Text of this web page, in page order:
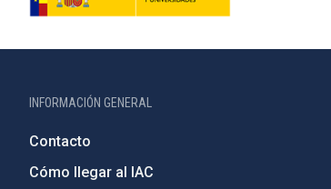
INFORMACIÓN GENERAL
Contacto
Cómo llegar al IAC